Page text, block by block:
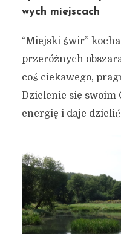
wych miejscach
“Miejski świr”
przeróżnych
coś ciekawego,
Dzielenie się swoim
energię i daje